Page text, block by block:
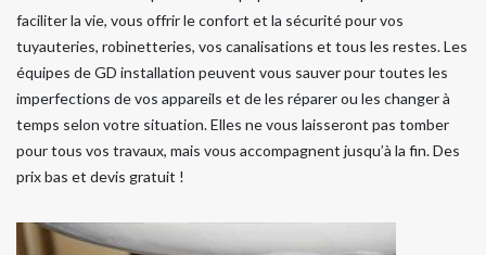
faciliter la vie, vous offrir le confort et la sécurité pour vos
tuyauteries, robinetteries, vos canalisations et tous les restes. Les
équipes de GD installation peuvent vous sauver pour toutes les
imperfections de vos appareils et de les réparer ou les changer à
temps selon votre situation. Elles ne vous laisseront pas tomber
pour tous vos travaux, mais vous accompagnent jusqu’à la fin. Des
prix bas et devis gratuit !